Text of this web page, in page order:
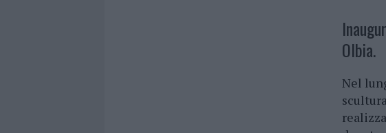
Olbia.
Nel